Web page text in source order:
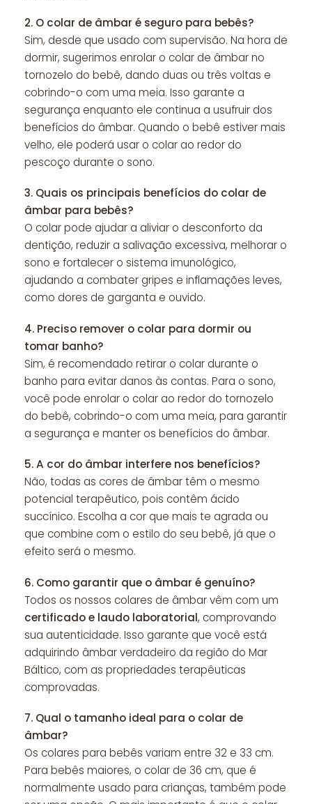
2. O colar de âmbar é seguro para bebês?
Sim, desde que usado com supervisão. Na hora de
dormir, sugerimos enrolar o colar de âmbar no
tornozelo do bebê, dando duas ou três voltas e
cobrindo-o com uma meia. Isso garante a
segurança enquanto ele continua a usufruir dos
benefícios do âmbar. Quando o bebê estiver mais
velho, ele poderá usar o colar ao redor do
pescoço durante o sono.
3. Quais os principais benefícios do colar de
âmbar para bebês?
O colar pode ajudar a aliviar o desconforto da
dentição, reduzir a salivação excessiva, melhorar o
sono e fortalecer o sistema imunológico,
ajudando a combater gripes e inflamações leves,
como dores de garganta e ouvido.
4. Preciso remover o colar para dormir ou
tomar banho?
Sim, é recomendado retirar o colar durante o
banho para evitar danos às contas. Para o sono,
você pode enrolar o colar ao redor do tornozelo
do bebê, cobrindo-o com uma meia, para garantir
a segurança e manter os benefícios do âmbar.
5.A cor do âmbar interfere nos benefícios?
Não, todas as cores de âmbar têm o mesmo
potencial terapêutico, pois contêm ácido
succínico. Escolha a cor que mais te agrada ou
que combine com o estilo do seu bebê, já que o
efeito será o mesmo.
6. Como garantir que o âmbar é genuíno?
Todos os nossos colares de âmbar vêm com um
certificado e laudo laboratorial, comprovando
sua autenticidade. Isso garante que você está
adquirindo âmbar verdadeiro da região do Mar
Báltico, com as propriedades terapêuticas
comprovadas.
7. Qual o tamanho ideal para o colar de
âmbar?
Os colares para bebês variam entre 32 e 33 cm.
Para bebês maiores, o colar de 36 cm, que é
normalmente usado para crianças, também pode